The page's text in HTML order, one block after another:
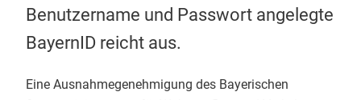
Benutzername und Passwort angelegte
BayernID reicht aus.
Eine Ausnahmegenehmigung des Bayerischen